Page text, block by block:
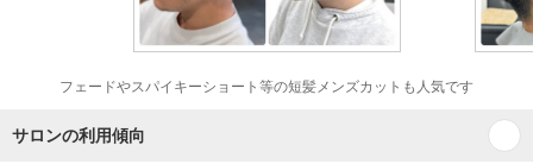
フェードやスパイキーショート等の短髪メンズカットも人気です
サロンの利用傾向